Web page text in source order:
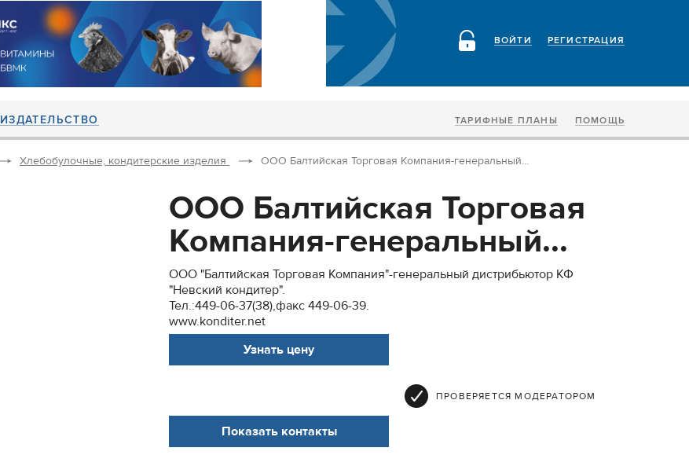
РЕГИСТРАЦИЯ
ВОЙТИ
ИЗДАТЕЛЬСТВО ТАРИФНЫЕ ПЛАНЫ ПОМОЩЬ
Хлебобулочные, кондитерские изделия ООО Балтийская Торговая Компания-генеральный...
ООО Балтийская Торговая
Компания-генеральный...
ООО "Балтийская Торговая Компания"-генеральный дистрибьютор КФ
"Невский кондитер".
Тел.:449-06-37(38),факс 449-06-39.
www.konditer.net
Узнать цену
ПРОВЕРЯЕТСЯ МОДЕРАТОРОМ
Показать контакты